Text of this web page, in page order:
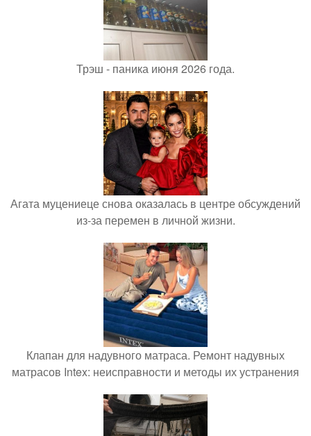
Трэш - паника июня 2026 года.
Агата муцениеце снова оказалась в центре обсуждений
из-за перемен в личной жизни.
Клапан для надувного матраса. Ремонт надувных
матрасов Intex: неисправности и методы их устранения